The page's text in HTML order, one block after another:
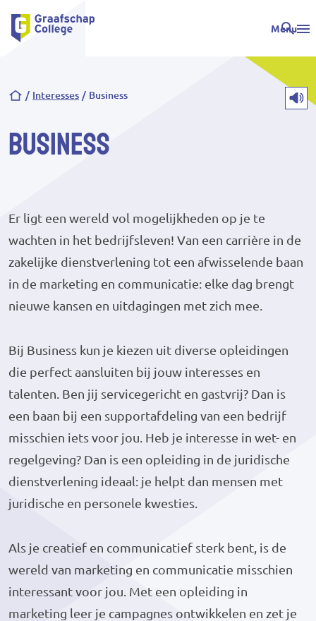
Menu
Kruimelpad
Interesses Business
Business
Er ligt een wereld vol mogelijkheden op je te
wachten in het bedrijfsleven! Van een carrière in de
zakelijke dienstverlening tot een afwisselende baan
in de marketing en communicatie: elke dag brengt
nieuwe kansen en uitdagingen met zich mee.
Bij Business kun je kiezen uit diverse opleidingen
die perfect aansluiten bij jouw interesses en
talenten. Ben jij servicegericht en gastvrij? Dan is
een baan bij een supportafdeling van een bedrijf
misschien iets voor jou. Heb je interesse in wet- en
regelgeving? Dan is een opleiding in de juridische
dienstverlening ideaal: je helpt dan mensen met
juridische en personele kwesties.
Als je creatief en communicatief sterk bent, is de
wereld van marketing en communicatie misschien
interessant voor jou. Met een opleiding in
marketing leer je campagnes ontwikkelen en zet je